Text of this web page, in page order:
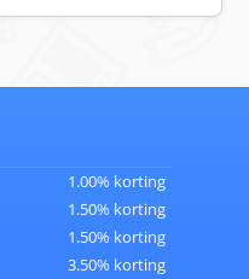
1.00% korting
1.50% korting
1.50% korting
3.50% korting